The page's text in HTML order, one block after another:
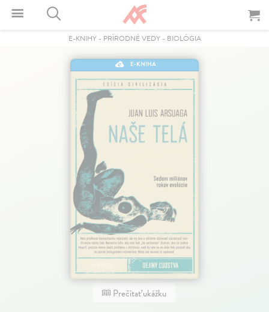
E-KNIHY- PRÍRODNÉ VEDY- BIOLÓGIA
E-KNIHA
Prečítať ukážku